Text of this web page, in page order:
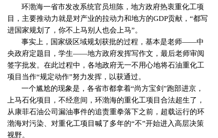
环渤海一省市发改系统官员坦陈，地方政府热衷重化工项
目，主要推动力就是对产业的拉动力和地方的GDP贡献，“都写
进国家规划了，你不上马别人也会上马”。
事实上，国家级区域规划获批的过程，基本是老师——中
央政府定题目，学生——地方政府发挥写作文，最后老师审阅
签字批发。在此过程中，各地政府无一不用心地将石油重化工
项目当作“规定动作”努力发挥，以获通过。
一个尴尬的现象是，各省市都拿着“尚方宝剑”跑部进京，
上马石化项目，不经意间，环渤海的重化工项目合法超生了，
从康菲石油公司漏油事件的追责重拳落下之前，超载运行的环
渤海对污染、对重化工项目喊了多年的“不”开始进入高层决策
视野。